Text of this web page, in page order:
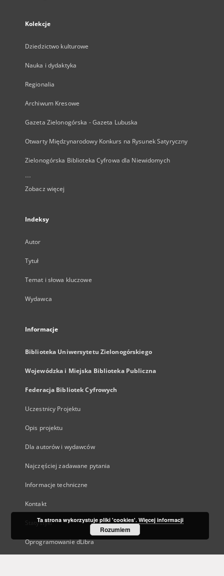
Kolekcje
Dziedzictwo kulturowe
Nauka i dydaktyka
Regionalia
Archiwum Kresowe
Gazeta Zielonogórska - Gazeta Lubuska
Otwarty Międzynarodowy Konkurs na Rysunek Satyryczny
Zielonogórska Biblioteka Cyfrowa dla Niewidomych
...
Zobacz więcej
Indeksy
Autor
Tytuł
Temat i słowa kluczowe
Wydawca
Informacje
Biblioteka Uniwersytetu Zielonogórskiego
Wojewódzka i Miejska Biblioteka Publiczna
Federacja Bibliotek Cyfrowych
Uczestnicy Projektu
Opis projektu
Dla autorów i wydawców
Najczęściej zadawane pytania
Informacje techniczne
Kontakt
Statystyki
Oprogramowanie dLibra
Ta strona wykorzystuje pliki 'cookies'. Więcej informacji
Rozumiem